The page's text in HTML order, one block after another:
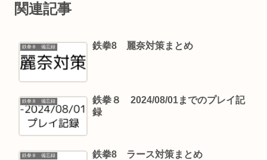
関連記事
鉄拳８ 備忘録 鉄拳8 麗奈対策まとめ
鉄拳８ 備忘録
鉄拳８ 2024/08/01までのプレイ記
録
鉄拳８ 備忘録 鉄拳8 ラース対策まとめ